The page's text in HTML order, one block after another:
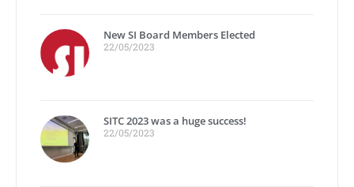
New SI Board Members Elected
22/05/2023
SITC 2023 was a huge success!
22/05/2023